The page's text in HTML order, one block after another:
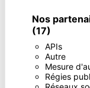
Nos
(17)
APIs
Autre
Mesure
Régies
** Les données
de vous contacter et
Elles sont destinées
répondre à votre
communiquées aux
droits d’accès, de
limitation,
moment et du droit
de contrôle, ainsi